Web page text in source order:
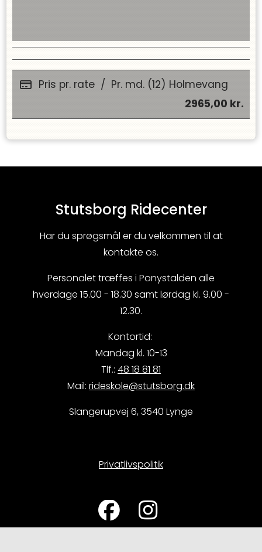
Pris pr. rate / Pr. md. (12) Holmevang
2965,00 kr.
Stutsborg Ridecenter
Har du sprøgsmål er du velkommen til at
kontakte os.
Personalet træffes i Ponystalden alle
hverdage 15.00 - 18.30 samt lørdag kl. 9.00 -
12.30.
Kontortid:
Mandag kl. 10-13
Tlf.: 48 18 81 81
Mail: rideskole@stutsborg.dk
Slangerupvej 6, 3540 Lynge
Privatlivspolitik